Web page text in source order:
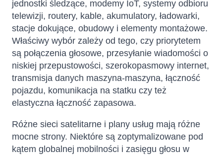
jednostki śledzące, modemy IoT, systemy odbioru
telewizji, routery, kable, akumulatory, ładowarki,
stacje dokujące, obudowy i elementy montażowe.
Właściwy wybór zależy od tego, czy priorytetem
są połączenia głosowe, przesyłanie wiadomości o
niskiej przepustowości, szerokopasmowy internet,
transmisja danych maszyna-maszyna, łączność
pojazdu, komunikacja na statku czy też
elastyczna łączność zapasowa.
Różne sieci satelitarne i plany usług mają różne
mocne strony. Niektóre są zoptymalizowane pod
kątem globalnej mobilności i zasięgu głosu w